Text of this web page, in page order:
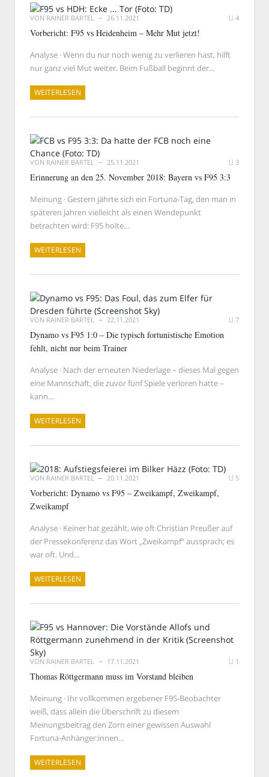
VON RAINER BARTEL 26.11.2021 4
Vorbericht: F95 vs Heidenheim – Mehr Mut jetzt!
Analyse · Wenn du nur noch wenig zu verlieren hast, hilft
nur ganz viel Mut weiter. Beim Fußball beginnt der…
WEITERLESEN
VON RAINER BARTEL 25.11.2021 3
Erinnerung an den 25. November 2018: Bayern vs F95 3:3
Meinung · Gestern jährte sich ein Fortuna-Tag, den man in
späteren Jahren vielleicht als einen Wendepunkt
betrachten wird: F95 holte…
WEITERLESEN
VON RAINER BARTEL 22.11.2021 7
Dynamo vs F95 1:0 – Die typisch fortunistische Emotion
fehlt, nicht nur beim Trainer
Analyse · Nach der erneuten Niederlage – dieses Mal gegen
eine Mannschaft, die zuvor fünf Spiele verloren hatte –
kann…
WEITERLESEN
VON RAINER BARTEL 20.11.2021 5
Vorbericht: Dynamo vs F95 – Zweikampf, Zweikampf,
Zweikampf
Analyse · Keiner hat gezählt, wie oft Christian Preußer auf
der Pressekonferenz das Wort „Zweikampf“ aussprach; es
war oft. Und…
WEITERLESEN
VON RAINER BARTEL 17.11.2021 1
Thomas Röttgermann muss im Vorstand bleiben
Meinung · Ihr vollkommen ergebener F95-Beobachter
weiß, dass allein die Überschrift zu diesem
Meinungsbeitrag den Zorn einer gewissen Auswahl
Fortuna-Anhänger:innen…
WEITERLESEN